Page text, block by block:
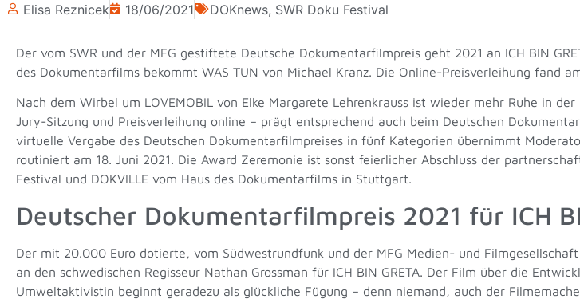
Elisa Reznicek 18/06/2021 DOKnews, SWR Doku Festival
Der vom SWR und der MFG gestiftete Deutsche Dokumentarfilmpreis geht 2021 an ICH BIN
des Dokumentarfilms bekommt WAS TUN von Michael Kranz. Die Online-Preisverleihung fand
Nach dem Wirbel um LOVEMOBIL von Elke Margarete Lehrenkrauss ist wieder mehr Ruhe in
Jury-Sitzung und Preisverleihung online – prägt entsprechend auch beim Deutschen
virtuelle Vergabe des Deutschen Dokumentarfilmpreises in fünf Kategorien übernimmt
routiniert am 18. Juni 2021. Die Award Zeremonie ist sonst feierlicher Abschluss der
Festival und DOKVILLE vom Haus des Dokumentarfilms in Stuttgart.
Deutscher Dokumentarfilmpreis 2021 für ICH
Der mit 20.000 Euro dotierte, vom Südwestrundfunk und der MFG Medien- und
an den schwedischen Regisseur Nathan Grossman für ICH BIN GRETA. Der Film über die
Umweltaktivistin beginnt geradezu als glückliche Fügung – denn niemand, auch der